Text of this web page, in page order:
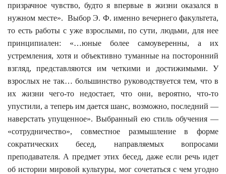
призрачное чувство, будто я впервые в жизни оказался в
нужном месте». Выбор Э. Ф. именно вечернего факультета,
то есть работы с уже взрослыми, по сути, людьми, для нее
принципиален: «…юные более самоуверенны, а их
устремления, хотя и объективно туманные на посторонний
взгляд, представляются им четкими и достижимыми. У
взрослых не так… большинство руководствуется тем, что в
их жизни чего-то недостает, что они, вероятно, что-то
упустили, а теперь им дается шанс, возможно, последний —
наверстать упущенное». Выбранный ею стиль обучения —
«сотрудничество», совместное размышление в форме
сократических бесед, направляемых вопросами
преподавателя. А предмет этих бесед, даже если речь идет
об истории мировой культуры, мог сочетаться с чем угодно